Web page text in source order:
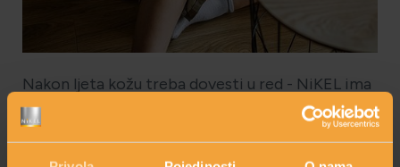
NJEGA TIJELA NAKON SUNČANJA: ZAŠTO NE BISMO
Nakon ljeta kožu treba dovesti u red - NiKEL ima
rješenje za moguće probleme!
Sunce i more učinili su svoje za naše tijelo i duh. Rujan i